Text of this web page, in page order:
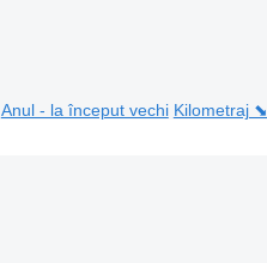
Anul - la început vechi Kilometraj ⬊